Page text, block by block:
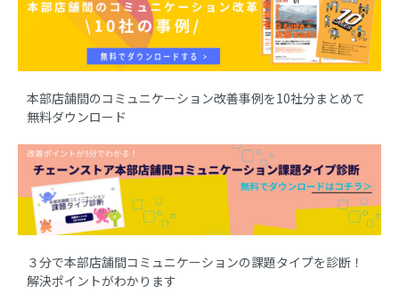
本部店舗間のコミュニケーション改善事例を10社分まとめて
無料ダウンロード
３分で本部店舗間コミュニケーションの課題タイプを診断！
解決ポイントがわかります